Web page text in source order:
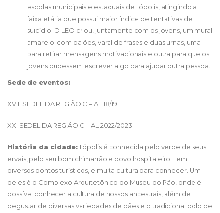
escolas municipais e estaduais de llópolis, atingindo a
faixa etária que possui maior índice de tentativas de
suicídio. O LEO criou, juntamente com os jovens, um mural
amarelo, com balões, varal de frases e duas urnas, uma
para retirar mensagens motivacionais e outra para que os
jovens pudessem escrever algo para ajudar outra pessoa.
Sede de eventos:
XVIII SEDEL DA REGIÃO C – AL 18/19;
XXI SEDEL DA REGIÃO C – AL 2022/2023.
História da cidade: Ilópolis é conhecida pelo verde de seus
ervais, pelo seu bom chimarrão e povo hospitaleiro. Tem
diversos pontos turísticos, e muita cultura para conhecer. Um
deles é o Complexo Arquitetônico do Museu do Pão, onde é
possível conhecer a cultura de nossos ancestrais, além de
degustar de diversas variedades de pães e o tradicional bolo de